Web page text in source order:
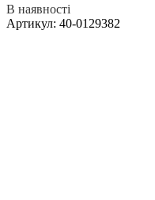
В наявності
Артикул: 40-0129382